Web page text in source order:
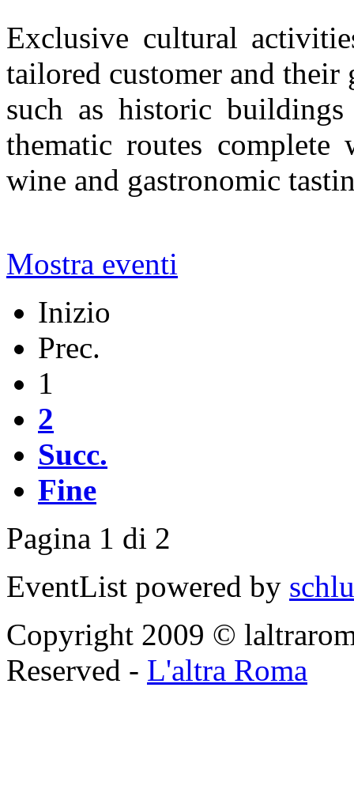
Exclusive cultural
tailored customer and their
such as historic
thematic routes
wine and gastronomic
Mostra eventi
Inizio
Prec.
1
2
Succ.
Fine
Pagina 1 di 2
EventList powered by
Copyright 2009 ©
Reserved - L'altra Roma